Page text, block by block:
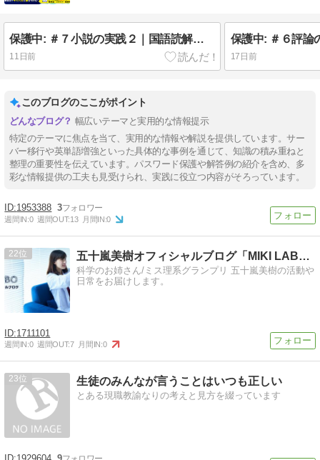
保護中: ＃７小説の実践２｜国語読解力養成講座
11日前 17日前
このブログのここがポイント
幅広いテーマと実用的な情報提示
特定のテーマに焦点を当て、実用的な情報や解説を提供しています。サー
バー移行や英単語増強といった具体的な事例を通じて、知識の積み重ねと
整理の重要性を伝えています。パスワード保護や解答例の紹介を含め、多
彩な情報提供の工夫も見受けられ、実践に役立つ内容がそろっています。
1953388 3
週間IN:0 週間OUT:13 月間IN:0
22 五十嵐美樹オフィシャルブログ「MIKI LABO」Powe…
科学のお姉さん/ミス理系グランプリ 五十嵐美樹の活動や
日常をお届けします。
1711101
週間IN:0 週間OUT:7 月間IN:0
23 生徒のみんなが言うことはいつも正しい
とある現職教諭なりの考えと見方を綴っています